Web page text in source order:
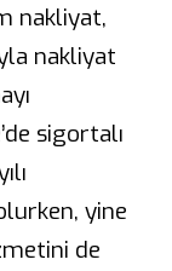
nakliyat,
nakliyat
sigortalı
yine
de